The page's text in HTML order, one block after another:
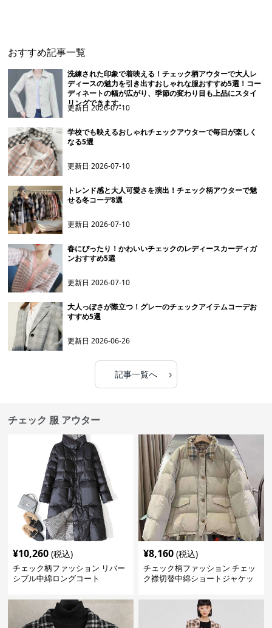
おすすめ記事一覧
洗練された印象で着映える！チェック柄アウターで大人レ
ディースの魅力を引き出すおしゃれな服おすすめ5選！コー
ディネートの幅が広がり、季節の変わり目も上品にスタイ
リングできます。
更新日2026-07-10
学校でも映えるおしゃれチェックアウターで毎日が楽しく
なる5選
更新日2026-07-10
トレンド感と大人可愛さを演出！チェック柄アウターで魅
せる冬コーデ8選
更新日2026-07-10
春にぴったり！かわいいチェックのレディースカーディガ
ンおすすめ5選
更新日2026-07-10
大人っぽさが際立つ！グレーのチェックアイテムコーデお
すすめ5選
更新日2026-06-26
記事一覧へ ›
チェック 服 アウター
¥10,260 (税込)
チェック柄ファッション リバー
シブル中綿ロングコート
¥8,160 (税込)
チェック柄ファッション チェッ
ク襟切替中綿ショートジャケッ